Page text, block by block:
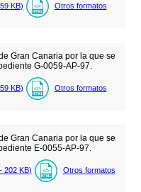
KB) Otros formatos
Gran Canaria por la que se
G-0059-AP-97.
KB) Otros formatos
Gran Canaria por la que se
E-0055-AP-97.
- 202 KB) Otros formatos